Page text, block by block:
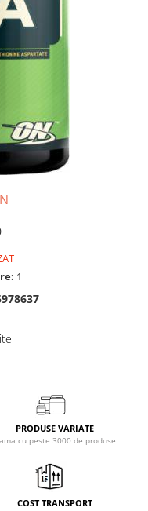
1
PRODUSE VARIATE
cu peste 3000 de produse
COST TRANSPORT